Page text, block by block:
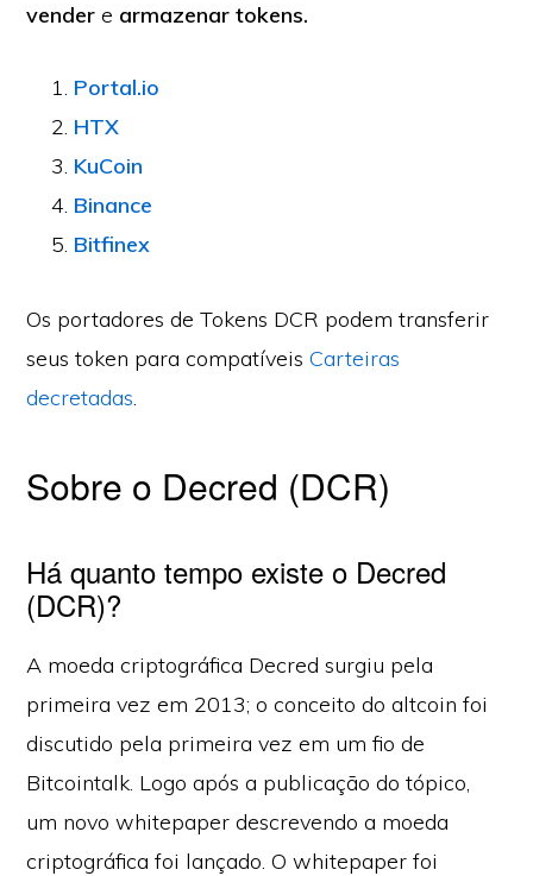
vender e armazenar tokens.
Portal.io
HTX
KuCoin
Binance
Bitfinex
Os portadores de Tokens DCR podem transferir
seus token para compatíveisCarteiras
decretadas.
Sobre o Decred (DCR)
Há quanto tempo existe o Decred
(DCR)?
A moeda criptográfica Decred surgiu pela
primeira vez em 2013; o conceito do altcoin foi
discutido pela primeira vez em um fio de
Bitcointalk. Logo após a publicação do tópico,
um novo whitepaper descrevendo a moeda
criptográfica foi lançado. O whitepaper foi